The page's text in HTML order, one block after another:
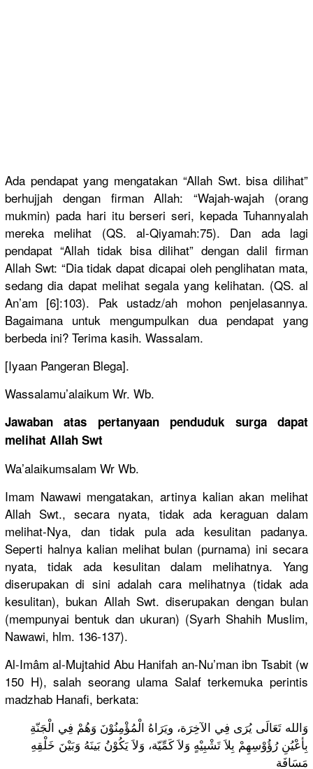
Ada pendapat yang mengatakan “Allah Swt. bisa dilihat”
berhujjah dengan firman Allah: “Wajah-wajah (orang
mukmin) pada hari itu berseri seri, kepada Tuhannyalah
mereka melihat (QS. al-Qiyamah:75). Dan ada lagi
pendapat “Allah tidak bisa dilihat” dengan dalil firman
Allah Swt: “Dia tidak dapat dicapai oleh penglihatan mata,
sedang dia dapat melihat segala yang kelihatan. (QS. al
An’am [6]:103). Pak ustadz/ah mohon penjelasannya.
Bagaimana untuk mengumpulkan dua pendapat yang
berbeda ini? Terima kasih. Wassalam.
[Iyaan Pangeran Blega].
Wassalamu’alaikum Wr. Wb.
Jawaban atas pertanyaan penduduk surga dapat
melihat Allah Swt
Wa’alaikumsalam Wr Wb.
Imam Nawawi mengatakan, artinya kalian akan melihat
Allah Swt., secara nyata, tidak ada keraguan dalam
melihat-Nya, dan tidak pula ada kesulitan padanya.
Seperti halnya kalian melihat bulan (purnama) ini secara
nyata, tidak ada kesulitan dalam melihatnya. Yang
diserupakan di sini adalah cara melihatnya (tidak ada
kesulitan), bukan Allah Swt. diserupakan dengan bulan
(mempunyai bentuk dan ukuran) (Syarh Shahih Muslim,
Nawawi, hlm. 136-137).
Al-Imâm al-Mujtahid Abu Hanifah an-Nu’man ibn Tsabit (w
150 H), salah seorang ulama Salaf terkemuka perintis
madzhab Hanafi, berkata:
وَالله تَعَالَى يُرَى فِي الآخِرَة، ويَرَاهُ الْمُؤْمِنُوْنَ وَهُمْ فِي الْجَنّةِ
بِأعْيُنِ رُؤُوْسِهِمْ بِلاَ تَشْبِيْهٍ وَلاَ كَمِّيّة، وَلاَ يَكُوْنُ بَينَهُ وَبَيْنَ خَلْقِهِ
مَسَافَة